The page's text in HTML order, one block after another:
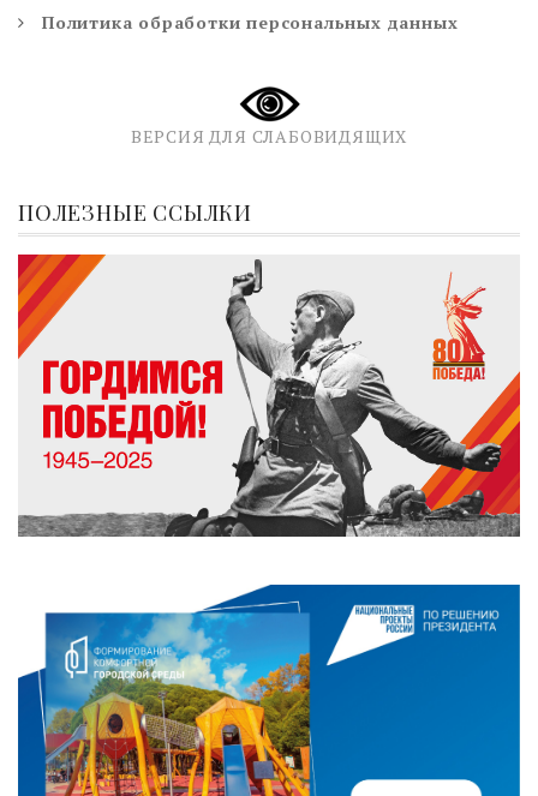
Политика обработки персональных данных
ВЕРСИЯ ДЛЯ СЛАБОВИДЯЩИХ
ПОЛЕЗНЫЕ ССЫЛКИ